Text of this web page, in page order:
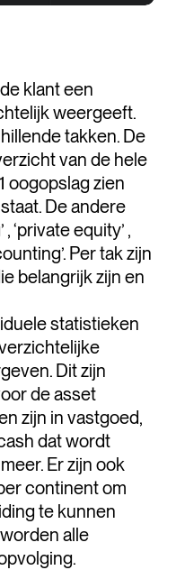
klant een
weergeeft.
takken. De
van de hele
oogopslag zien
De andere
‘private equity’ ,
Per tak zijn
belangrijk zijn en
statistieken
Dit zijn
de asset
zijn in vastgoed,
dat wordt
Er zijn ook
continent om
te kunnen
alle